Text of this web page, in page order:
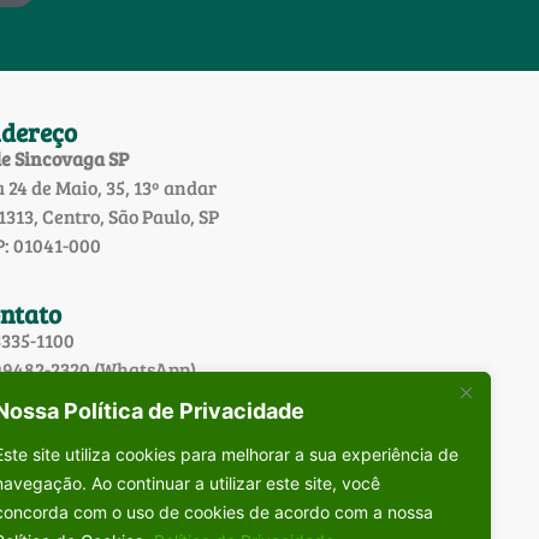
Política de Privacidade
site utiliza cookies para melhorar a sua experiência de
Ao continuar a utilizar este site, você
com o uso de cookies de acordo com a nossa
Sincovaga SP
24 de Maio, 35, 13º andar
Centro, São Paulo, SP
01041-000
1100
2320 (WhatsApp)